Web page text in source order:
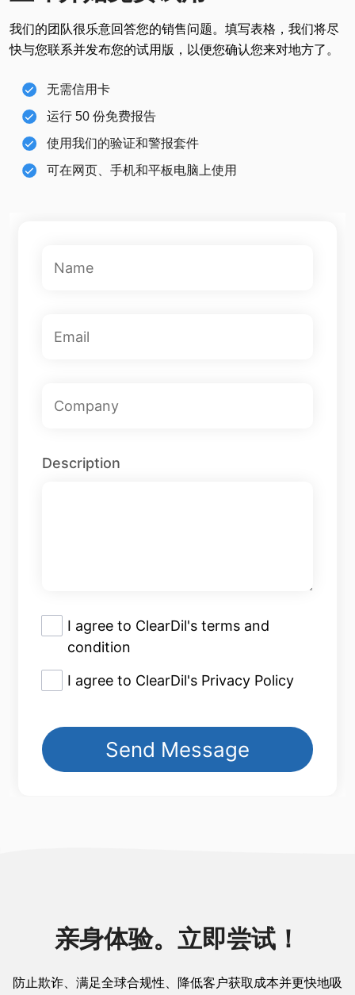
我们的团队很乐意回答您的销售问题。填写表格，我们将尽
快与您联系并发布您的试用版，以便您确认您来对地方了。
无需信用卡
运行 50 份免费报告
使用我们的验证和警报套件
可在网页、手机和平板电脑上使用
亲身体验。立即尝试！
防止欺诈、满足全球合规性、降低客户获取成本并更快地吸